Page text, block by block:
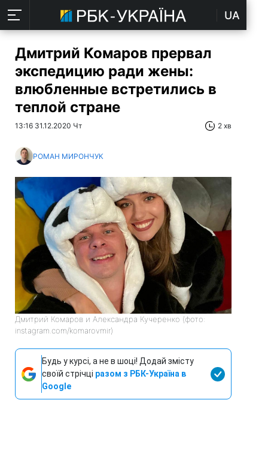
UA
Дмитрий Комаров прервал
экспедицию ради жены:
влюбленные встретились в
теплой стране
13:16 31.12.2020 Чт 2 хв
РОМАН МИРОНЧУК
Дмитрий Комаров и Александра Кучеренко (фото:
instagram.com/komarovmir)
Будь у курсі, а не в шоці! Додай змісту
своїй стрічці разом з РБК-Україна в
Google